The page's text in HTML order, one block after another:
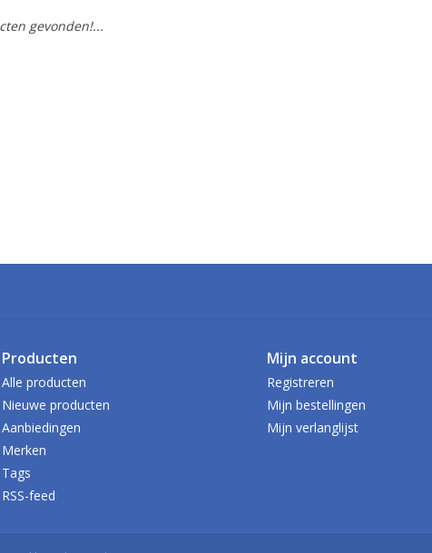
gevonden!...
Producten
Alle producten
Nieuwe producten
Aanbiedingen
Merken
Tags
RSS-feed
Mijn account
Registreren
Mijn bestellingen
Mijn verlanglijst